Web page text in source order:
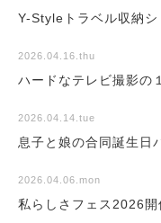
Y-Styleトラベル収納シ
2026.04.16.thu
ハードなテレビ撮影の
2026.04.14.tue
息子と娘の合同誕生日
2026.04.06.mon
私らしさフェス2026開